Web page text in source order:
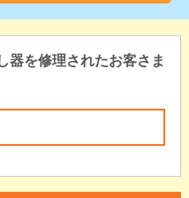
器を修理されたお客さま